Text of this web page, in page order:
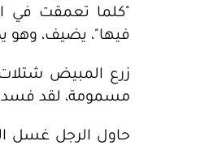
"كلما تعمقت في
فيها"، يضيف، وهو
زرع المبيض شتلات
مسمومة، لقد فسدت 80٪ من شتلاتي"، صرخ
حاول الرجل غسل